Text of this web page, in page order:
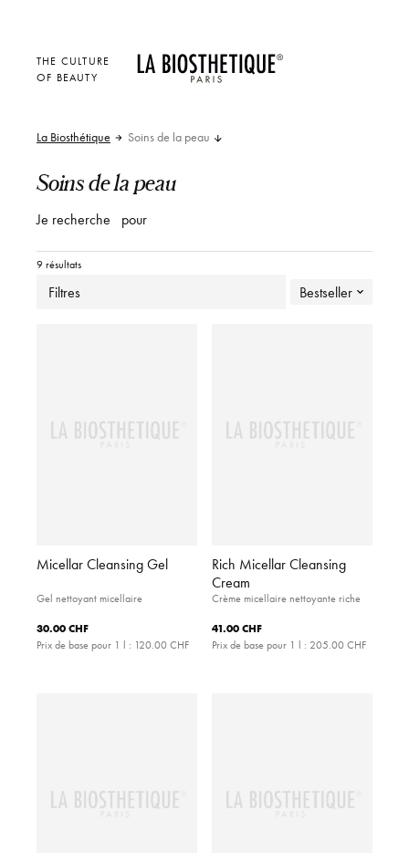
THE CULTURE
OF BEAUTY
La Biosthétique Soins de la peau
Soins de la peau
Je recherche pour
9 résultats
Filtres Bestseller
Micellar Cleansing Gel
Gel nettoyant micellaire
30.00 CHF
Prix de base pour 1 l : 120.00 CHF
Rich Micellar Cleansing
Cream
Crème micellaire nettoyante riche
41.00 CHF
Prix de base pour 1 l : 205.00 CHF